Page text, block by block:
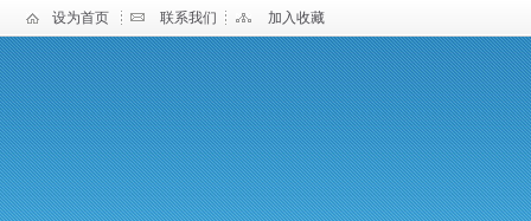
设为首页 联系我们 加入收藏